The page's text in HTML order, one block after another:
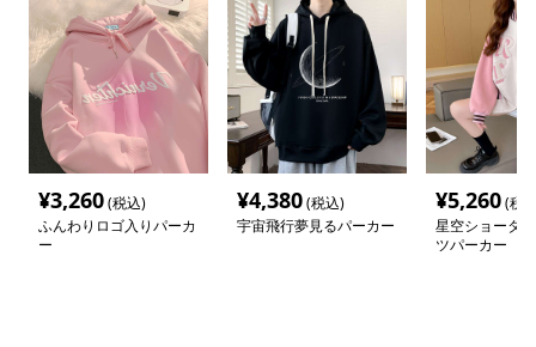
¥3,260(税込)
ふんわりロゴ入りパーカ
ー
¥4,380(税込)
宇宙飛行夢見るパーカー
¥5,260(税
星空ショータ
ツパーカー